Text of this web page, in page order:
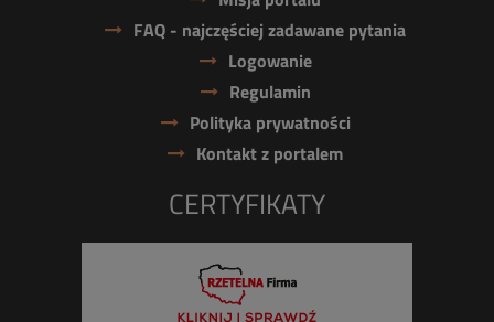
FAQ - najczęściej zadawane pytania
Logowanie
Regulamin
Polityka prywatności
Kontakt z portalem
CERTYFIKATY